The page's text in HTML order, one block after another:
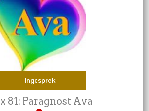
Ingesprek
81: Paragnost Ava